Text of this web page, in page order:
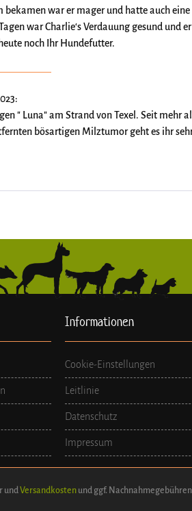
bekamen war er mager und hatte auch
war Charlie‘s Verdauung gesund
noch Ihr Hundefutter.
" Luna" am Strand von Texel. Seit mehr
bösartigen Milztumor geht es ihr
Informationen
Cookie-Einstellungen
Leitlinie
Datenschutz
Impressum
undVersandkosten und ggf.